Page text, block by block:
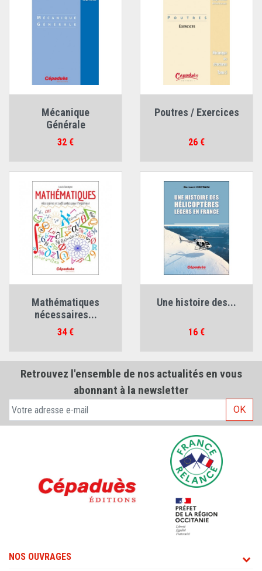
Mécanique
Générale
Prix
32 €
Poutres / Exercices
Prix
26 €
Mathématiques
nécessaires...
Prix
34 €
Une histoire des...
Prix
16 €
Retrouvez l'ensemble de nos actualités en vous
abonnant à la newsletter
OK
NOS OUVRAGES